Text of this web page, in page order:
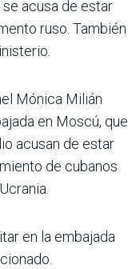
acusa de estar
ruso. También
Mónica Milián
en Moscú, que
acusan de estar
de cubanos
en la embajada